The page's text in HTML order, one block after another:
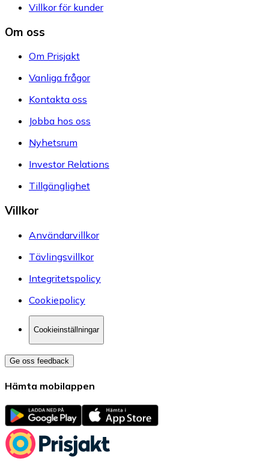
Villkor för kunder
Om oss
Om Prisjakt
Vanliga frågor
Kontakta oss
Jobba hos oss
Nyhetsrum
Investor Relations
Tillgänglighet
Villkor
Användarvillkor
Tävlingsvillkor
Integritetspolicy
Cookiepolicy
Cookieinställningar
Ge oss feedback
Hämta mobilappen